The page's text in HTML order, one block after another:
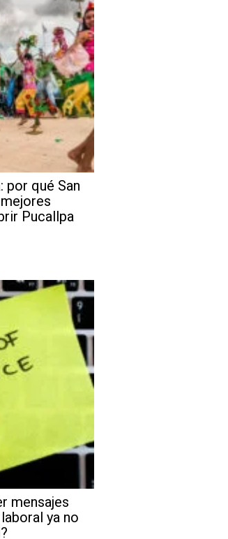
por qué San
Pucallpa
mensajes
ya no